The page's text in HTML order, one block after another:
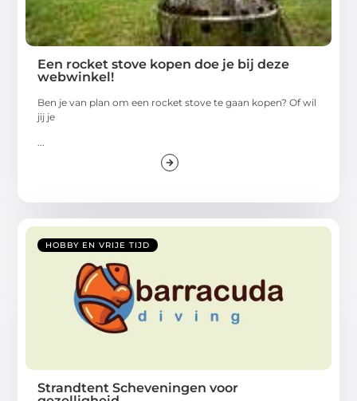
Een rocket stove kopen doe je bij deze
webwinkel!
Ben je van plan om een rocket stove te gaan kopen? Of wil
jij je
...
HOBBY EN VRIJE TIJD
Strandtent Scheveningen voor